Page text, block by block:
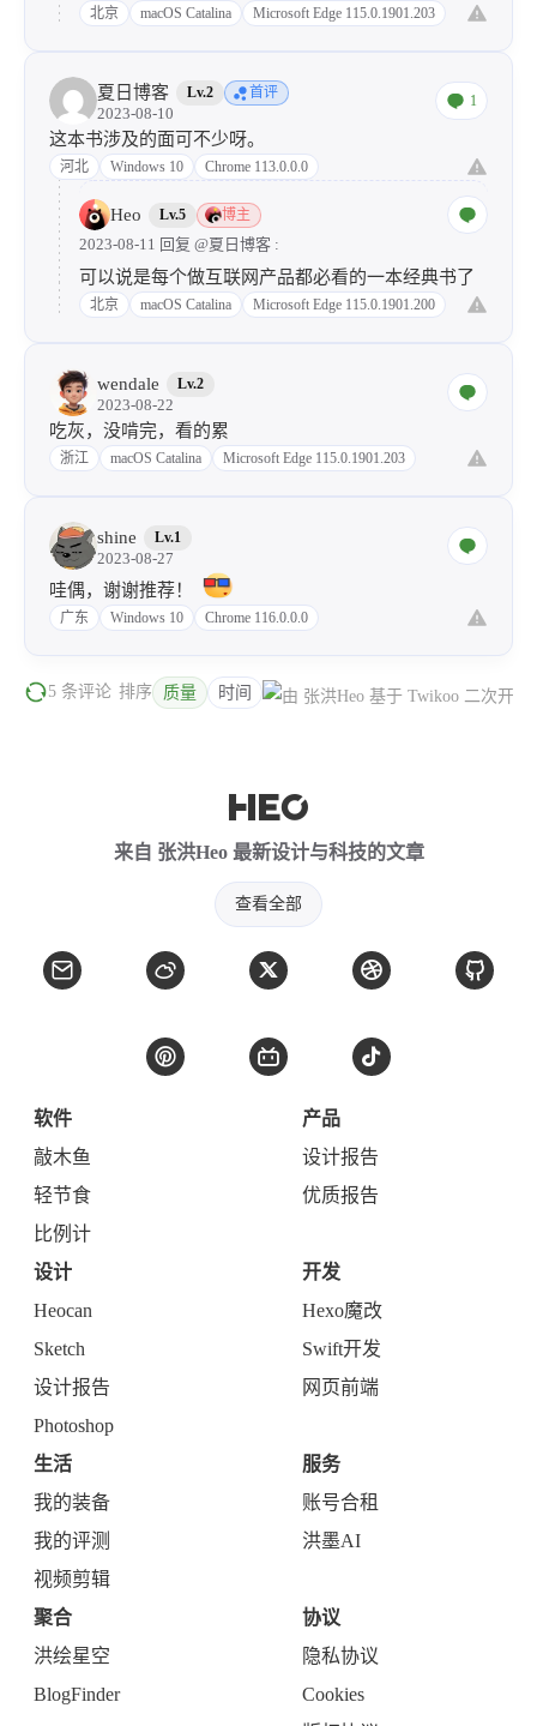
北京 macOS Catalina Microsoft Edge 115.0.1901.203
夏日博客 Lv.2 首评
2023-08-10
1
这本书涉及的面可不少呀。
河北 Windows 10 Chrome 113.0.0.0
Heo Lv.5 博主
2023-08-11 回复 @夏日博客 :
可以说是每个做互联网产品都必看的一本经典书了
北京 macOS Catalina Microsoft Edge 115.0.1901.200
wendale Lv.2
2023-08-22
吃灰，没啃完，看的累
浙江 macOS Catalina Microsoft Edge 115.0.1901.203
shine Lv.1
2023-08-27
哇偶，谢谢推荐！
广东 Windows 10 Chrome 116.0.0.0
5 条评论 排序 质量 时间
来自 张洪Heo 最新设计与科技的文章
查看全部
软件
敲木鱼
轻节食
比例计
产品
设计报告
优质报告
设计
Heocan
Sketch
设计报告
Photoshop
开发
Hexo魔改
Swift开发
网页前端
生活
我的装备
我的评测
视频剪辑
服务
账号合租
洪墨AI
聚合
洪绘星空
BlogFinder
协议
隐私协议
Cookies